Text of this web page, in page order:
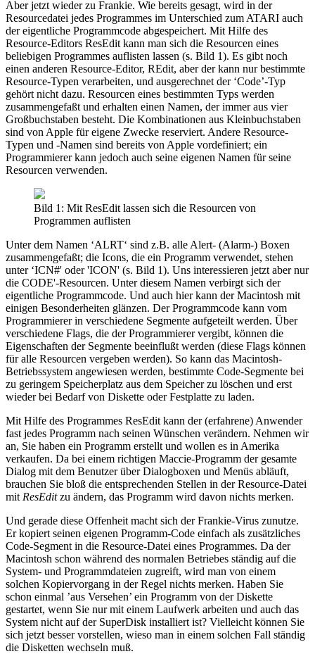
Aber jetzt wieder zu Frankie. Wie bereits gesagt, wird in der
Resourcedatei jedes Programmes im Unterschied zum ATARI auch
der eigentliche Programmcode abgespeichert. Mit Hilfe des
Resource-Editors ResEdit kann man sich die Resourcen eines
beliebigen Programmes auflisten lassen (s. Bild 1). Es gibt noch
einen anderen Resource-Editor, REdit, aber der kann nur bestimmte
Resource-Typen verarbeiten, und ausgerechnet der ‘Code’-Typ
gehört nicht dazu. Resourcen eines bestimmten Typs werden
zusammengefaßt und erhalten einen Namen, der immer aus vier
Großbuchstaben besteht. Die Kombinationen aus Kleinbuchstaben
sind von Apple für eigene Zwecke reserviert. Andere Resource-
Typen und -Namen sind bereits von Apple vordefiniert; ein
Programmierer kann jedoch auch seine eigenen Namen für seine
Resourcen verwenden.
Bild 1: Mit ResEdit lassen sich die Resourcen von
Programmen auflisten
Unter dem Namen ‘ALRT‘ sind z.B. alle Alert- (Alarm-) Boxen
zusammengefaßt; die Icons, die ein Programm verwendet, stehen
unter ‘ICN#' oder 'ICON' (s. Bild 1). Uns interessieren jetzt aber nur
die CODE'-Resourcen. Unter diesem Namen verbirgt sich der
eigentliche Programmcode. Und auch hier kann der Macintosh mit
einigen Besonderheiten glänzen. Der Programmcode kann vom
Programmierer in verschiedene Segmente aufgeteilt werden. Über
verschiedene Flags, die der Programmierer vergibt, können die
Eigenschaften der Segmente beeinflußt werden (diese Flags können
für alle Resourcen vergeben werden). So kann das Macintosh-
Betriebssystem angewiesen werden, bestimmte Code-Segmente bei
zu geringem Speicherplatz aus dem Speicher zu löschen und erst
wieder bei Bedarf von Diskette oder Festplatte zu laden.
Mit Hilfe des Programmes ResEdit kann der (erfahrene) Anwender
fast jedes Programm nach seinen Wünschen verändern. Nehmen wir
an, Sie haben ein Programm erstellt und wollen es in Amerika
verkaufen. Da bei einem richtigen Maccie-Programm der gesamte
Dialog mit dem Benutzer über Dialogboxen und Menüs abläuft,
brauchen Sie bloß die entsprechenden Stellen in der Resource-Datei
mit ResEditzu ändern, das Programm wird davon nichts merken.
Und gerade diese Offenheit macht sich der Frankie-Virus zunutze.
Er kopiert seinen eigenen Programm-Code einfach als zusätzliches
Code-Segment in die Resource-Datei eines Programmes. Da der
Macintosh schon während des normalen Betriebes ständig auf die
System- und Programmdateien zugreift, wird man von einem
solchen Kopiervorgang in der Regel nichts merken. Haben Sie
schon einmal ’aus Versehen’ ein Programm von der Diskette
gestartet, wenn Sie nur mit einem Laufwerk arbeiten und auch das
System nicht auf der SuperDisk installiert ist? Vielleicht können Sie
sich jetzt besser vorstellen, wieso man in einem solchen Fall ständig
die Disketten wechseln muß.